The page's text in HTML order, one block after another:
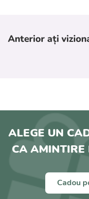
Anterior ați
ALEGE UN
CA AMINTIRE
Cadou